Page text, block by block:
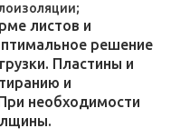
листов и
решение
Пластины и
и
необходимости